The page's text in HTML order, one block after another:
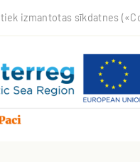
tiek izmantotas sīkdatnes